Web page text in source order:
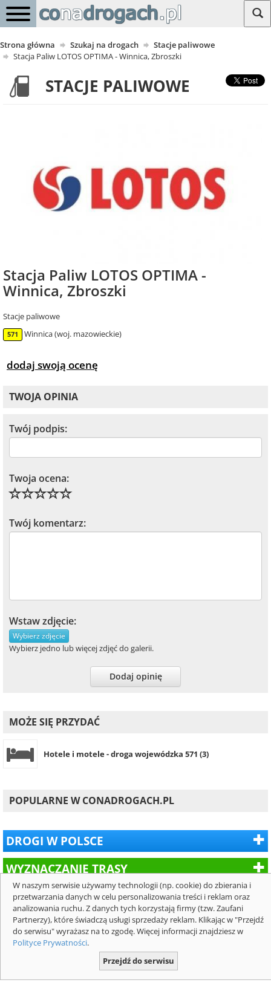
Strona główna Szukaj na drogach
Stacje paliwowe
Stacja Paliw LOTOS OPTIMA - Winnica, Zbroszki
STACJE PALIWOWE
Stacja Paliw LOTOS OPTIMA -
Winnica, Zbroszki
Stacje paliwowe
571 Winnica (woj. mazowieckie)
dodaj swoją ocenę
TWOJA OPINIA
Twój podpis:
Twoja ocena:
Twój komentarz:
Wstaw zdjęcie:
Wybierz zdjęcie
Wybierz jedno lub więcej zdjęć do galerii.
Dodaj opinię
MOŻE SIĘ PRZYDAĆ
Hotele i motele - droga wojewódzka 571 (3)
POPULARNE W CONADROGACH.PL
DROGI W POLSCE
WYZNACZANIE TRASY
W naszym serwisie używamy technologii (np. cookie) do zbierania i
przetwarzania danych w celu personalizowania treści i reklam oraz
analizowania ruchu. Z danych tych korzystają firmy (tzw. Zaufani
Partnerzy), które świadczą usługi sprzedaży reklam. Klikając w "Przejdź
do serwisu" wyrażasz na to zgodę. Więcej informacji znajdziesz w
Polityce Prywatności.
Przejdź do serwisu